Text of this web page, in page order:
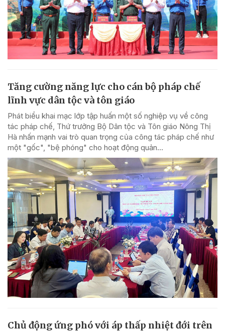
Tăng cường năng lực cho cán bộ pháp chế
lĩnh vực dân tộc và tôn giáo
Phát biểu khai mạc lớp tập huấn một số nghiệp vụ về công
tác pháp chế, Thứ trưởng Bộ Dân tộc và Tôn giáo Nông Thị
Hà nhấn mạnh vai trò quan trọng của công tác pháp chế như
một "gốc", "bệ phóng" cho hoạt động quản...
Chủ động ứng phó với áp thấp nhiệt đới trên